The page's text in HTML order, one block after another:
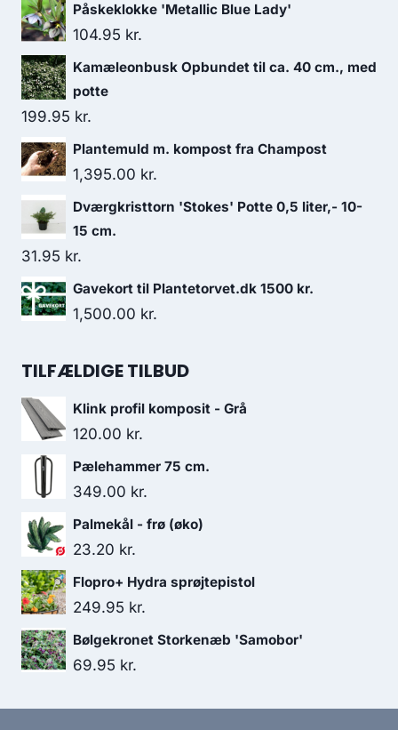
Påskeklokke 'Metallic Blue Lady'
104.95 kr.
Kamæleonbusk Opbundet til ca. 40 cm., med
potte
199.95 kr.
Plantemuld m. kompost fra Champost
1,395.00 kr.
Dværgkristtorn 'Stokes' Potte 0,5 liter,- 10-
15 cm.
31.95 kr.
Gavekort til Plantetorvet.dk 1500 kr.
1,500.00 kr.
TILFÆLDIGE TILBUD
Klink profil komposit - Grå
120.00 kr.
Pælehammer 75 cm.
349.00 kr.
Palmekål - frø (øko)
23.20 kr.
Flopro+ Hydra sprøjtepistol
249.95 kr.
Bølgekronet Storkenæb 'Samobor'
69.95 kr.